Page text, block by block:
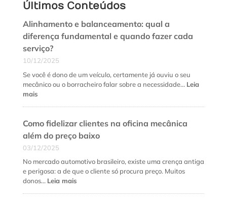
Últimos Conteúdos
Alinhamento e balanceamento: qual a
diferença fundamental e quando fazer cada
serviço?
10/12/2025
Se você é dono de um veículo, certamente já ouviu o seu
mecânico ou o borracheiro falar sobre a necessidade… Leia
mais:
balanceamento:
qual
diferença
fundamental
e
quando
Como fidelizar clientes na oficina mecânica
além do preço baixo
03/12/2025
No mercado automotivo brasileiro, existe uma crença antiga
e perigosa: a de que o cliente só procura preço. Muitos
donos… Leia mais: